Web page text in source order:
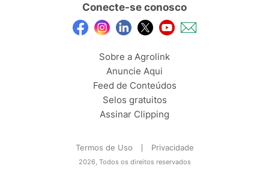
Conecte-se conosco
Sobre a Agrolink
Anuncie Aqui
Feed de Conteúdos
Selos gratuitos
Assinar Clipping
Termos de Uso Privacidade
2026, Todos os direitos reservados